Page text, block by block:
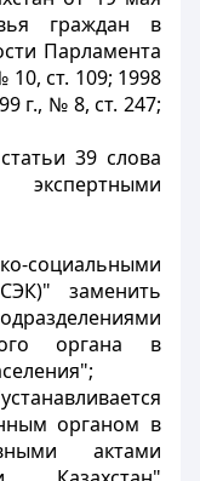
граждан в
Парламента
10, ст. 109; 1998
г., № 8, ст. 247;
39 слова
социальными
заменить
органа в
органом в
актами